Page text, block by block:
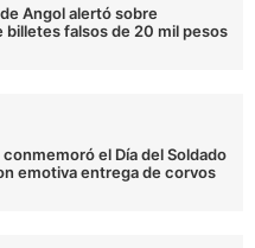
Angol alertó sobre
billetes falsos de 20 mil pesos
el Día del Soldado
emotiva entrega de corvos